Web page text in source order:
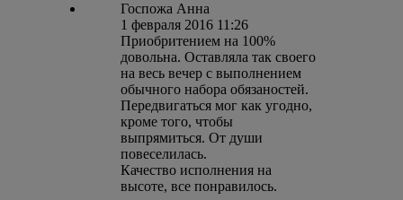
Госпожа Анна
1 февраля 2016 11:26
Приобритением на 100%
довольна. Оставляла так своего
на весь вечер с выполнением
обычного набора обязаностей.
Передвигаться мог как угодно,
кроме того, чтобы
выпрямиться. От души
повеселилась.
Качество исполнения на
высоте, все понравилось.